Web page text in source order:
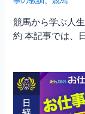
競馬から学ぶ人
約 本記事では、